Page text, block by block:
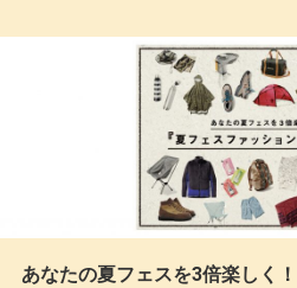
あなたの夏フェスを3倍楽しく